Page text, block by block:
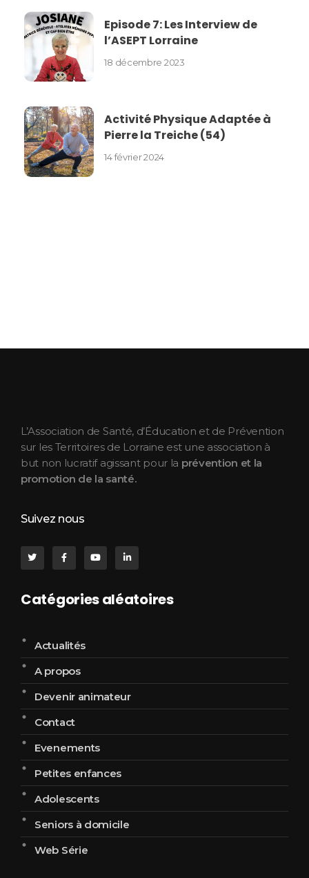
Episode 7: Les Interview de
l’ASEPT Lorraine
18 décembre 2023
Activité Physique Adaptée à
Pierre la Treiche (54)
14 février 2024
L’Association de Santé, d’Éducation et de Prévention
sur les Territoires de Lorraine est une association à
but non lucratif agissant pour la prévention et la
promotion de la santé.
Suivez nous
Catégories aléatoires
Actualités
A propos
Devenir animateur
Contact
Evenements
Petites enfances
Adolescents
Seniors à domicile
Web Série